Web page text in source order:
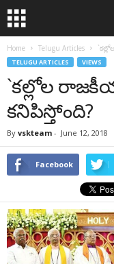
Home Telugu Articles
TELUGU ARTICLES VIEWS
`కల్లోల రాజకీయ
కనిపిస్తోంది?
By vskteam - June 12, 2018
Facebook